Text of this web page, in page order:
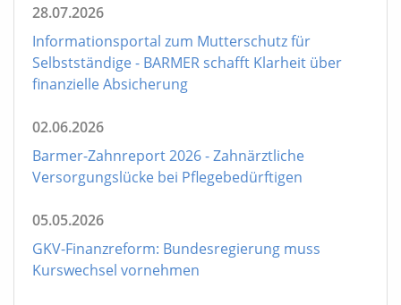
28.07.2026
Informationsportal zum Mutterschutz für
Selbstständige - BARMER schafft Klarheit über
finanzielle Absicherung
02.06.2026
Barmer-Zahnreport 2026 - Zahnärztliche
Versorgungslücke bei Pflegebedürftigen
05.05.2026
GKV-Finanzreform: Bundesregierung muss
Kurswechsel vornehmen